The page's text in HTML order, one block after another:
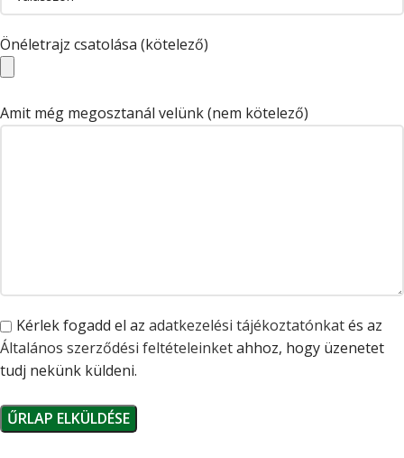
Önéletrajz csatolása (kötelező)
Amit még megosztanál velünk (nem kötelező)
Kérlek fogadd el az adatkezelési tájékoztatónkatés az
Általános szerződési feltételeinketahhoz, hogy üzenetet
tudj nekünk küldeni.